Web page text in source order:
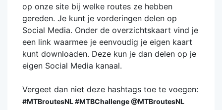
op onze site bij welke routes ze hebben
gereden. Je kunt je vorderingen delen op
Social Media. Onder de overzichtskaart vind je
een link waarmee je eenvoudig je eigen kaart
kunt downloaden. Deze kun je dan delen op je
eigen Social Media kanaal.
Vergeet dan niet deze hashtags toe te voegen:
#MTBroutesNL #MTBChallenge @MTBroutesNL